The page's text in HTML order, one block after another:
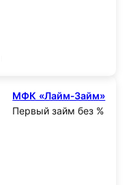
МФК «Лайм‑Займ»
Первый займ без %